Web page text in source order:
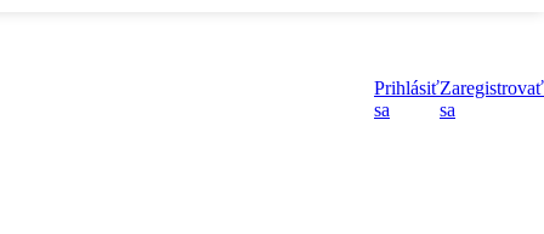
Prihlásiť
sa
Zaregistrovať
sa